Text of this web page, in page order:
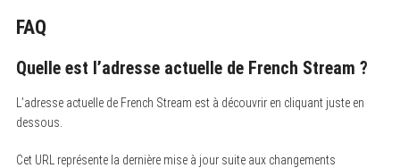
FAQ
Quelle est l’adresse actuelle de French Stream ?
L’adresse actuelle de French Stream est à découvrir en cliquant juste en
dessous.
Cet URL représente la dernière mise à jour suite aux changements